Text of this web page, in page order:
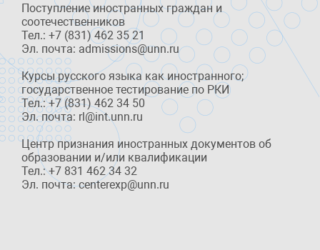
Поступление иностранных граждан и
соотечественников
Тел.: +7 (831) 462 35 21
Эл. почта: admissions@unn.ru
Курсы русского языка как иностранного;
государственное тестирование по РКИ
Тел.: +7 (831) 462 34 50
Эл. почта: rl@int.unn.ru
Центр признания иностранных документов об
образовании и/или квалификации
Тел.: +7 831 462 34 32
Эл. почта: centerexp@unn.ru